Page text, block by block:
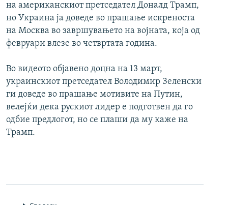
на американскиот претседател Доналд Трамп,
но Украина ја доведе во прашање искреноста
на Москва во завршувањето на војната, која од
февруари влезе во четвртата година.
Во видеото објавено доцна на 13 март,
украинскиот претседател Володимир Зеленски
ги доведе во прашање мотивите на Путин,
велејќи дека рускиот лидер е подготвен да го
одбие предлогот, но се плаши да му каже на
Трамп.